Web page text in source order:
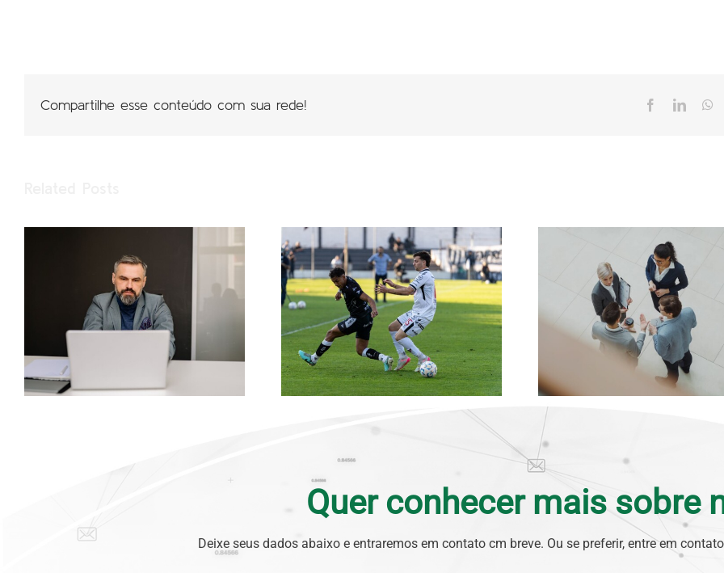
Compartilhe esse conteúdo com sua rede! Facebook
Quer conhecer mais sobre
Deixe seus dados abaixo e entraremos em contato cm breve. Ou se preferir, entre em